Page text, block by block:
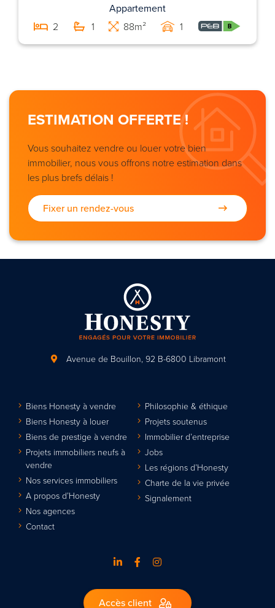
Appartement
2
1 88m² 1
ESTIMATION OFFERTE !
Vous souhaitez vendre ou louer votre bien
immobilier, nous vous offrons notre estimation dans
les plus brefs délais !
Fixer un rendez-vous
Avenue de Bouillon, 92 B-6800 Libramont
Biens Honesty à vendre
Biens Honesty à louer
Biens de prestige à vendre
Projets immobiliers neufs à
vendre
Nos services immobiliers
A propos d’Honesty
Nos agences
Contact
Philosophie & éthique
Projets soutenus
Immobilier d’entreprise
Jobs
Les régions d’Honesty
Charte de la vie privée
Signalement
Accès client